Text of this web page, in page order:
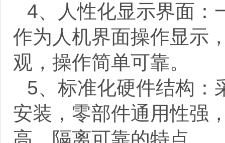
4、人性化显示界面：
作为人机界面操作显示
观，操作简单可靠。
5、标准化硬件结构：
安装，零部件通用性强